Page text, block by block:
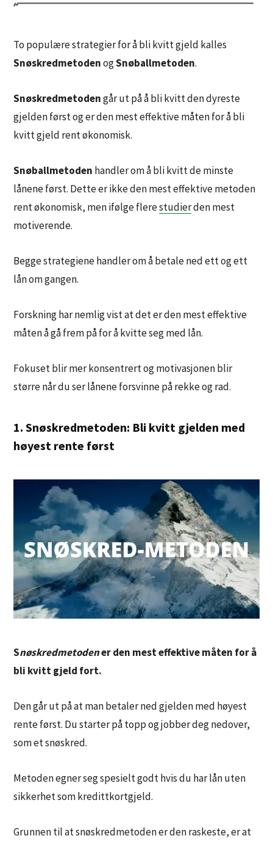
To populære strategier for å bli kvitt gjeld kalles
SnøskredmetodenogSnøballmetoden.
Snøskredmetodengår ut på å bli kvitt den dyreste
gjelden først og er den mest effektive måten for å bli
kvitt gjeld rent økonomisk.
Snøballmetoden handler om å bli kvitt de minste
lånene først. Dette er ikke den mest effektive metoden
rent økonomisk, men ifølge flerestudierden mest
motiverende.
Begge strategiene handler om å betale ned ett og ett
lån om gangen.
Forskning har nemlig vist at det er den mest effektive
måten å gå frem på for å kvitte seg med lån.
Fokuset blir mer konsentrert og motivasjonen blir
større når du ser lånene forsvinne på rekke og rad.
1. Snøskredmetoden: Bli kvitt gjelden med
høyest rente først
Snøskredmetodener den mest effektive måten for å
bli kvitt gjeld fort.
Den går ut på at man betaler ned gjelden med høyest
rente først. Du starter på topp og jobber deg nedover,
som et snøskred.
Metoden egner seg spesielt godt hvis du har lån uten
sikkerhet som kredittkortgjeld.
Grunnen til at snøskredmetoden er den raskeste, er at